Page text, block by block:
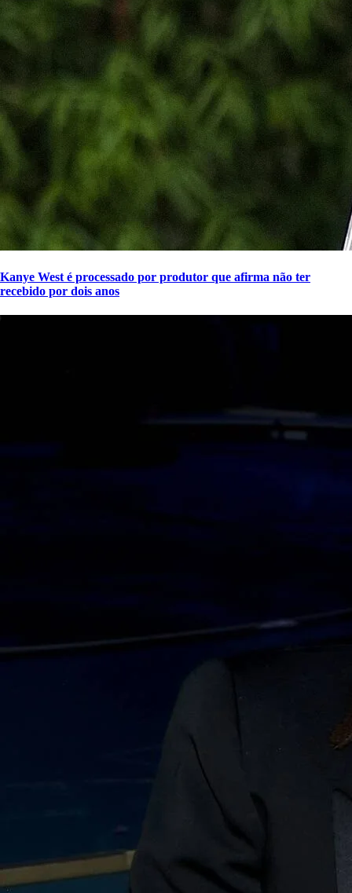
Kanye West é processado por produtor que afirma não ter
recebido por dois anos